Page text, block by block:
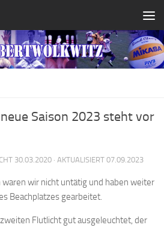
Saison 2023 steht vor
30.03.2020 · AKTUALISIERT 07.09.2023
waren wir nicht untätig und haben weiter
Beachplatzes gearbeitet.
Flutlicht gut ausgeleuchtet, der